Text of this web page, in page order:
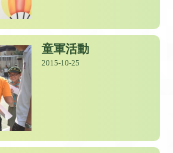
童軍活動
2015-10-25